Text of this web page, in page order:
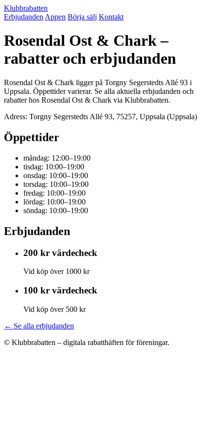
Klubbrabatten
Erbjudanden Appen Börja sälj Kontakt
Rosendal Ost & Chark –
rabatter och erbjudanden
Rosendal Ost & Chark ligger på Torgny Segerstedts Allé 93 i
Uppsala. Öppettider varierar. Se alla aktuella erbjudanden och
rabatter hos Rosendal Ost & Chark via Klubbrabatten.
Adress: Torgny Segerstedts Allé 93, 75257, Uppsala (Uppsala)
Öppettider
måndag: 12:00–19:00
tisdag: 10:00–19:00
onsdag: 10:00–19:00
torsdag: 10:00–19:00
fredag: 10:00–19:00
lördag: 10:00–19:00
söndag: 10:00–19:00
Erbjudanden
200 kr värdecheck
Vid köp över 1000 kr
100 kr värdecheck
Vid köp över 500 kr
← Se alla erbjudanden
© Klubbrabatten – digitala rabatthäften för föreningar.